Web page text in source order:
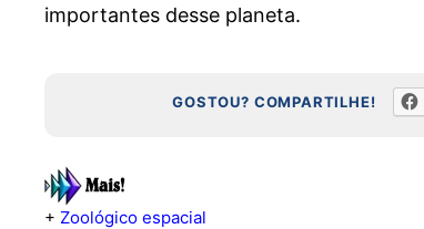
importantes desse planeta.
GOSTOU? COMPARTILHE!
+ Zoológico espacial